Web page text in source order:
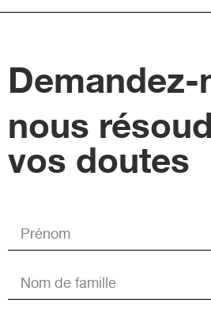
Demandez-
nous
vos doutes